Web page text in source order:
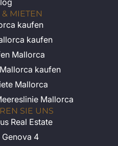
MIETEN
kaufen
kaufen
Mallorca
kaufen
Mallorca
Mallorca
SIE UNS
Real Estate
Genova 4